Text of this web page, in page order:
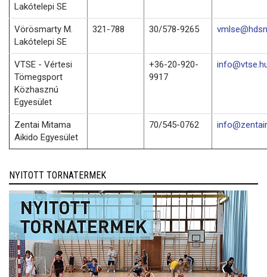
Lakótelepi SE
Vörösmarty M.
Lakótelepi SE
321-788 30/578-9265
VTSE - Vértesi
Tömegsport
Közhasznú
Egyesület
+36-20-920-
9917
Zentai Mitama
Aikido Egyesület
70/545-0762
NYITOTT TORNATERMEK